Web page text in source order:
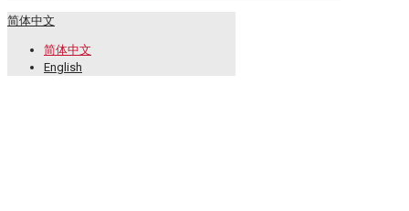
简体中文
简体中文
English